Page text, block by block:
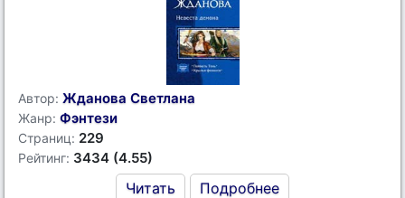
Автор: Жданова Светлана
Жанр: Фэнтези
Страниц: 229
Рейтинг: 3434 (4.55)
Читать Подробнее